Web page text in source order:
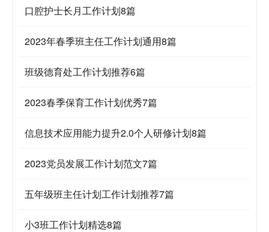
口腔护士长月工作计划8篇
2023年春季班主任工作计划通用8篇
班级德育处工作计划推荐6篇
2023春季保育工作计划优秀7篇
信息技术应用能力提升2.0个人研修计划8篇
2023党员发展工作计划范文7篇
五年级班主任计划工作计划推荐7篇
小3班工作计划精选8篇